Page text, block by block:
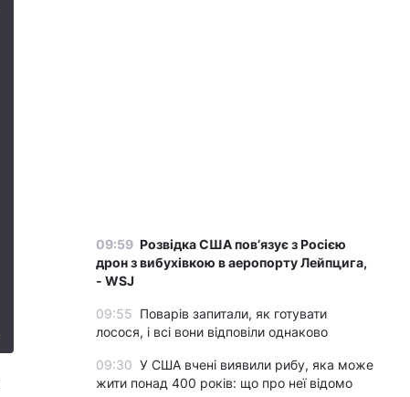
09:59 Розвідка США пов’язує з Росією
дрон з вибухівкою в аеропорту Лейпцига,
- WSJ
09:55 Поварів запитали, як готувати
лосося, і всі вони відповіли однаково
09:30 У США вчені виявили рибу, яка може
жити понад 400 років: що про неї відомо